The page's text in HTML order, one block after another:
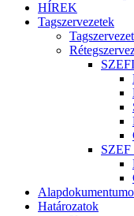
HÍREK
Tagszervezetek
SZEF
Határozatok